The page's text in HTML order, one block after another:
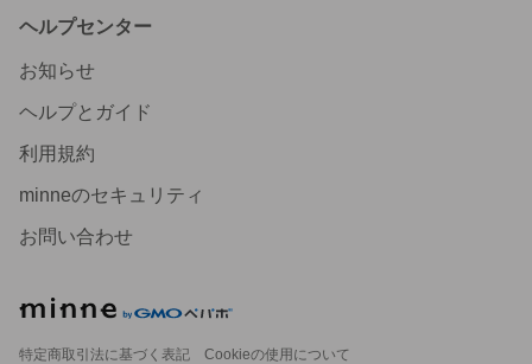
ヘルプセンター
お知らせ
ヘルプとガイド
利用規約
minneのセキュリティ
お問い合わせ
特定商取引法に基づく表記
Cookieの使用について